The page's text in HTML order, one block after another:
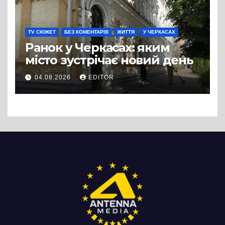
TV СЮЖЕТ БЕЗ КОМЕНТАРІВ ЖИТТЯ У ЧЕРКАСАХ
Ранок у Черкасах: яким
місто зустрічає новий день
04.08.2026 EDITOR